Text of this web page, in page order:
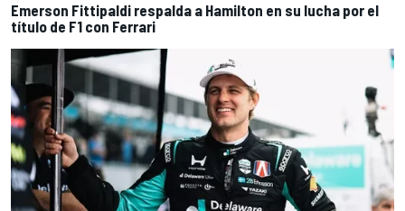
Emerson Fittipaldi respalda a Hamilton en su lucha por el
título de F1 con Ferrari